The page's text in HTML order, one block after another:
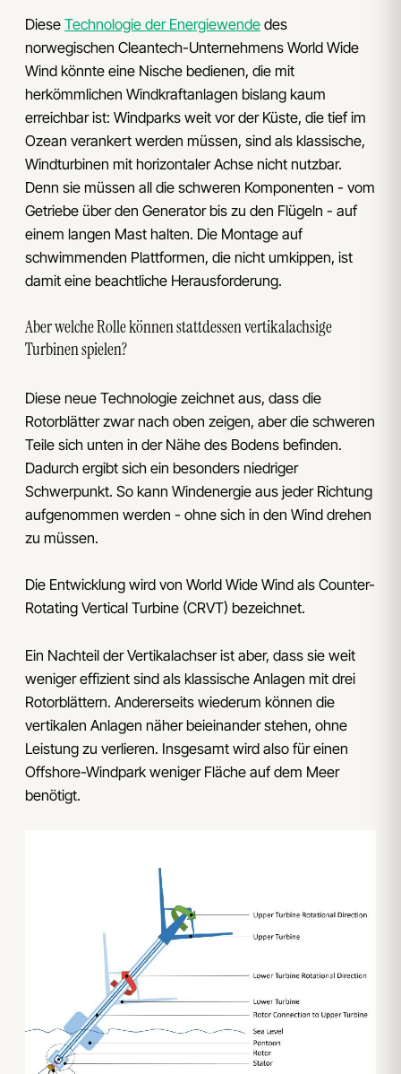
Diese Technologie der Energiewende des
norwegischen Cleantech-Unternehmens World Wide
Wind könnte eine Nische bedienen, die mit
herkömmlichen Windkraftanlagen bislang kaum
erreichbar ist: Windparks weit vor der Küste, die tief im
Ozean verankert werden müssen, sind als klassische,
Windturbinen mit horizontaler Achse nicht nutzbar.
Denn sie müssen all die schweren Komponenten - vom
Getriebe über den Generator bis zu den Flügeln - auf
einem langen Mast halten. Die Montage auf
schwimmenden Plattformen, die nicht umkippen, ist
damit eine beachtliche Herausforderung.
Aber welche Rolle können stattdessen vertikalachsige
Turbinen spielen?
Diese neue Technologie zeichnet aus, dass die
Rotorblätter zwar nach oben zeigen, aber die schweren
Teile sich unten in der Nähe des Bodens befinden.
Dadurch ergibt sich ein besonders niedriger
Schwerpunkt. So kann Windenergie aus jeder Richtung
aufgenommen werden - ohne sich in den Wind drehen
zu müssen.
Die Entwicklung wird von World Wide Wind als Counter-
Rotating Vertical Turbine (CRVT) bezeichnet.
Ein Nachteil der Vertikalachser ist aber, dass sie weit
weniger effizient sind als klassische Anlagen mit drei
Rotorblättern. Andererseits wiederum können die
vertikalen Anlagen näher beieinander stehen, ohne
Leistung zu verlieren. Insgesamt wird also für einen
Offshore-Windpark weniger Fläche auf dem Meer
benötigt.